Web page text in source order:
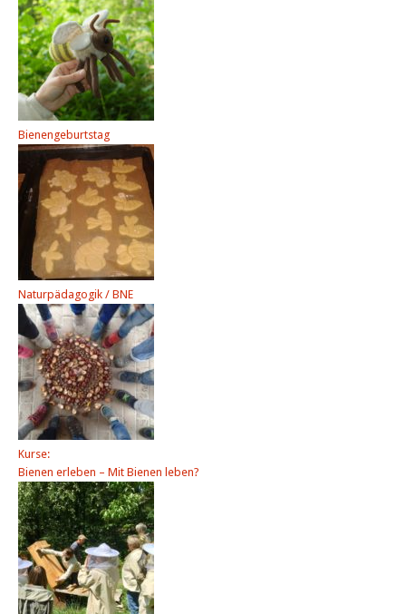
Bienengeburtstag
Naturpädagogik / BNE
Kurse:
Bienen erleben – Mit Bienen leben?